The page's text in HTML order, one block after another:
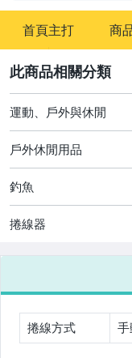
首頁主打 商
汽機車精品百貨
居家、家具與園藝
運動、戶外與休閒
運動、戶外與休閒
戶外休閒用品
釣魚
捲線器
捲線方式